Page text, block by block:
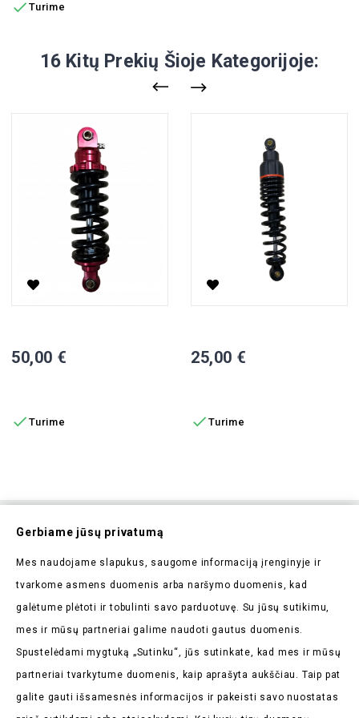
 Turime
16 Kitų Prekių Šioje Kategorijoje:
Kaina
50,00 €
 Turime
Kaina
25,00 €
 Turime
Prenumeruokite Mūsų
Naujienlaiškį
Pirmieji sužinokite apie mūsų naujienas bei taikomas
Parduotuvės Informacija
Gerbiame jūsų privatumą
Mes naudojame slapukus, saugome informaciją įrenginyje ir
tvarkome asmens duomenis arba naršymo duomenis, kad
galėtume plėtoti ir tobulinti savo parduotuvę. Su jūsų sutikimu,
mes ir mūsų partneriai galime naudoti gautus duomenis.
Spustelėdami mygtuką „Sutinku“, jūs sutinkate, kad mes ir mūsų
partneriai tvarkytume duomenis, kaip aprašyta aukščiau. Taip pat
galite gauti išsamesnės informacijos ir pakeisti savo nuostatas